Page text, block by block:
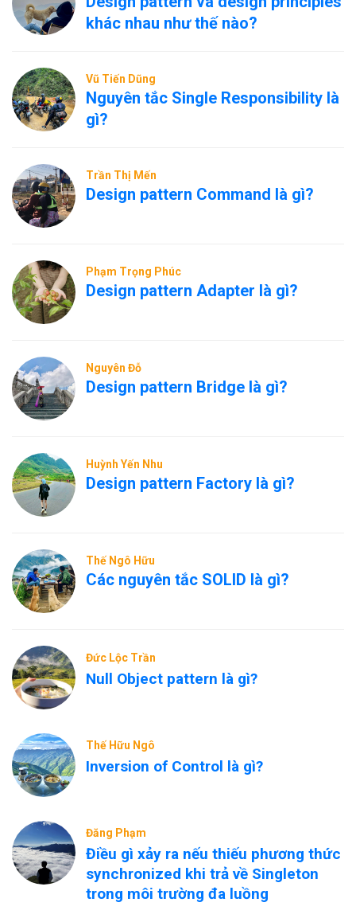
khác nhau như thế nào?
Vũ Tiến Dũng
Nguyên tắc Single Responsibility là
gì?
Trần Thị Mến
Design pattern Command là gì?
Phạm Trọng Phúc
Design pattern Adapter là gì?
Nguyên Đỗ
Design pattern Bridge là gì?
Huỳnh Yến Nhu
Design pattern Factory là gì?
Thế Ngô Hữu
Các nguyên tắc SOLID là gì?
Đức Lộc Trần
Null Object pattern là gì?
Thế Hữu Ngô
Inversion of Control là gì?
Đăng Phạm
Điều gì xảy ra nếu thiếu phương thức
synchronized khi trả về Singleton
trong môi trường đa luồng